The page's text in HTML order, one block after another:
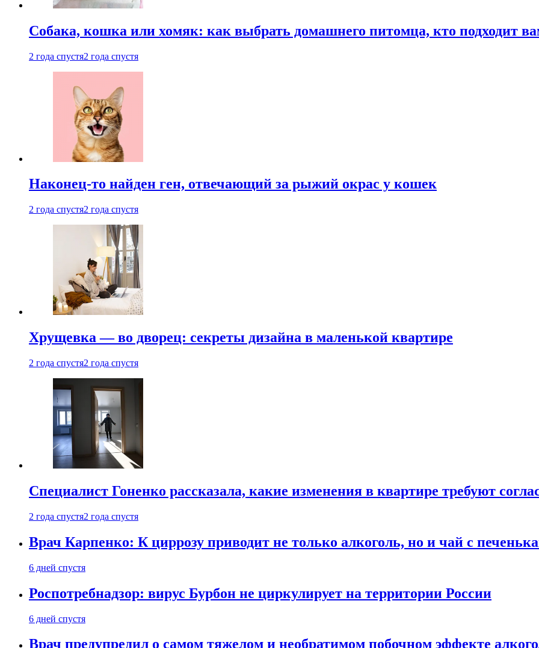
Собака, кошка или хомяк: как выбрать домашнего питомца, кто подходит
2 года спустя2 года спустя
Наконец-то найден ген, отвечающий за рыжий окрас у кошек
2 года спустя2 года спустя
Хрущевка — во дворец: секреты дизайна в маленькой квартире
2 года спустя2 года спустя
Специалист Гоненко рассказала, какие изменения в квартире требуют
2 года спустя2 года спустя
Врач Карпенко: К циррозу приводит не только алкоголь, но и чай с
6 дней спустя
Роспотребнадзор: вирус Бурбон не циркулирует на территории России
6 дней спустя
Врач предупредил о самом тяжелом и необратимом побочном эффекте